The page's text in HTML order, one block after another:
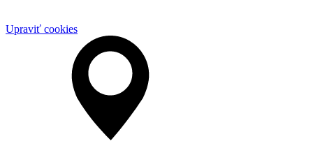
Upraviť cookies